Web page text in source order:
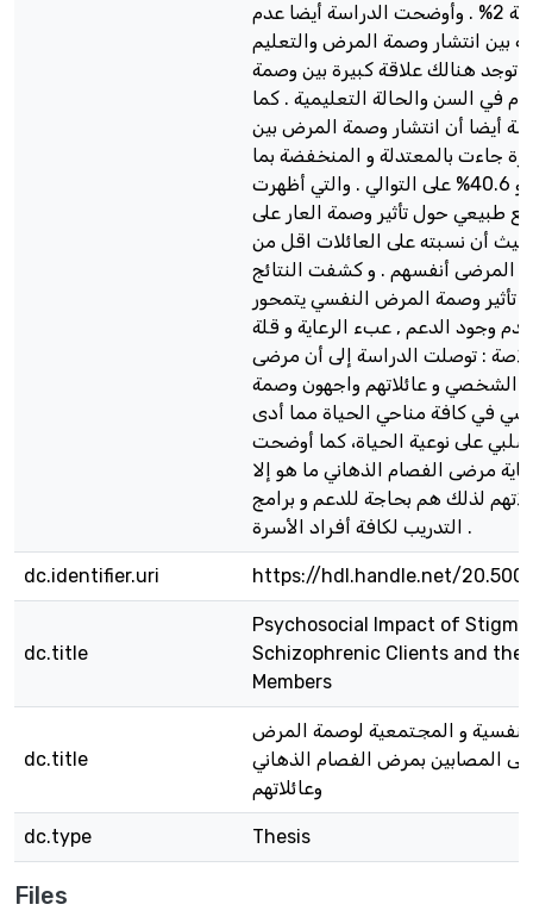
المستعصية 2% . وأوضحت الدراسة أيضا عدم
بين انتشار وصمة المرض والتعليم
توجد هنالك علاقة كبيرة بين وصمة
في السن والحالة التعليمية . كما
أيضا أن انتشار وصمة المرض بين
جاءت بالمعتدلة و المنخفضة بما
نسبته 21.3% و 40.6% على التوالي . والتي أظهرت
طبيعي حول تأثير وصمة العار على
حيث أن نسبته على العائلات اقل من
المرضى أنفسهم . و كشفت النتائج
تأثير وصمة المرض النفسي يتمحور
وجود الدعم , عبء الرعاية و قلة
: توصلت الدراسة إلى أن مرضى
الشخصي و عائلاتهم واجهون وصمة
في كافة مناحي الحياة مما أدى
السلبي على نوعية الحياة، كما أوضحت
مرضى الفصام الذهاني ما هو إلا
لذلك هم بحاجة للدعم و برامج
التدريب لكافة أفراد الأسرة .
dc.identifier.uri https://hdl.handle.net/
dc.title
Psychosocial Impact of Stigma
Schizophrenic Clients and
Members
dc.title
النفسية و المجتمعية لوصمة المرض
المصابين بمرض الفصام الذهاني
وعائلاتهم
dc.type Thesis
Files